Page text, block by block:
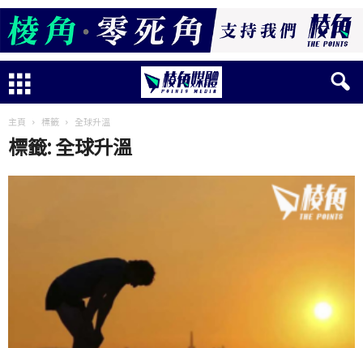
主頁 標籤 全球升溫
標籤: 全球升溫